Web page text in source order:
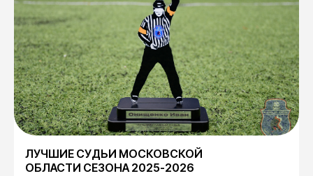
ЛУЧШИЕ СУДЬИ МОСКОВСКОЙ
ОБЛАСТИ СЕЗОНА 2025-2026